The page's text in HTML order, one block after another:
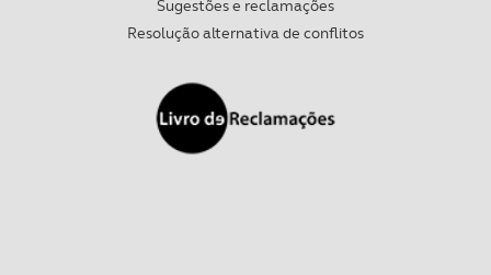
Realçamos que o bloqueio de certo tipo de Cookies e
experiência de navegação no Website e nos serviços
Sugestões e reclamações
Resolução alternativa de conflitos